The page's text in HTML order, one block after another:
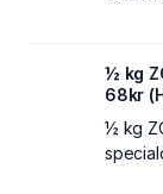
½ kg
68kr
½ kg